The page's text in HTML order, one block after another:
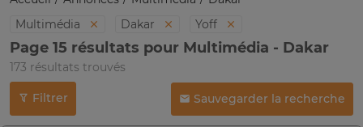
Multimédia
Dakar Yoff
Page 15 résultats pour Multimédia - Dakar
173 résultats trouvés
Filtrer Sauvegarder la recherche